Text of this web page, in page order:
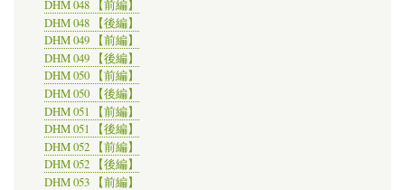
DHM 048 【前編】
DHM 048 【後編】
DHM 049 【前編】
DHM 049 【後編】
DHM 050 【前編】
DHM 050 【後編】
DHM 051 【前編】
DHM 051 【後編】
DHM 052 【前編】
DHM 052 【後編】
DHM 053 【前編】